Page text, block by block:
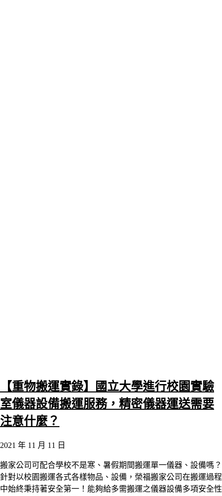
【重物搬運實錄】國立大學進行校園實驗
室儀器設備搬運服務，精密儀器運送需要
注意什麼？
2021 年 11 月 11 日
搬家公司可配合學校不是寒、暑假期間搬運單一儀器、設備嗎？
針對以校園搬運各式各樣物品、設備，榮福搬家公司在搬運過程
中始終秉持著安全第一！能夠給多需搬運之儀器設備多項安全性